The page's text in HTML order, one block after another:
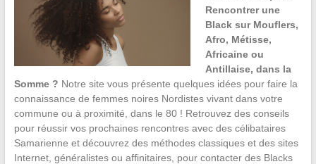
Rencontrer une
Black sur Mouflers,
Afro, Métisse,
Africaine ou
Antillaise, dans la
Somme ? Notre site vous présente quelques idées pour faire la
connaissance de femmes noires Nordistes vivant dans votre
commune ou à proximité, dans le 80 ! Retrouvez des conseils
pour réussir vos prochaines rencontres avec des célibataires
Samarienne et découvrez des méthodes classiques et des sites
Internet, généralistes ou affinitaires, pour contacter des Blacks